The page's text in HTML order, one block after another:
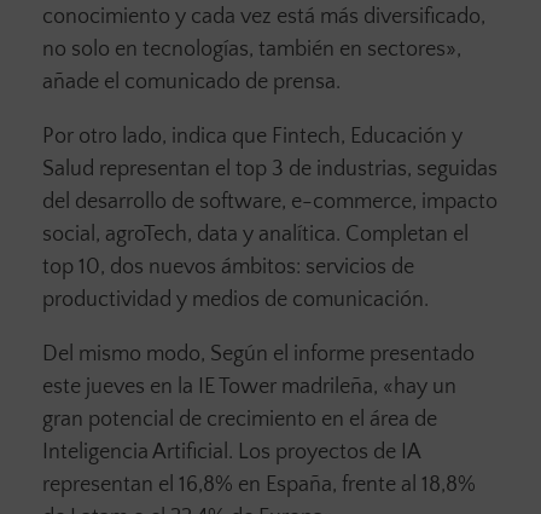
conocimiento y cada vez está más diversificado,
no solo en tecnologías, también en sectores»,
añade el comunicado de prensa.
Por otro lado, indica que Fintech, Educación y
Salud representan el top 3 de industrias, seguidas
del desarrollo de software, e-commerce, impacto
social, agroTech, data y analítica. Completan el
top 10, dos nuevos ámbitos: servicios de
productividad y medios de comunicación.
Del mismo modo, Según el informe presentado
este jueves en la IE Tower madrileña, «hay un
gran potencial de crecimiento en el área de
Inteligencia Artificial. Los proyectos de IA
representan el 16,8% en España, frente al 18,8%